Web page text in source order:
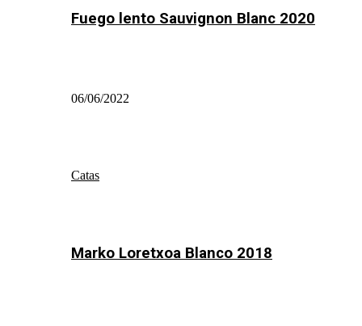
Fuego lento Sauvignon Blanc 2020
06/06/2022
Catas
Marko Loretxoa Blanco 2018